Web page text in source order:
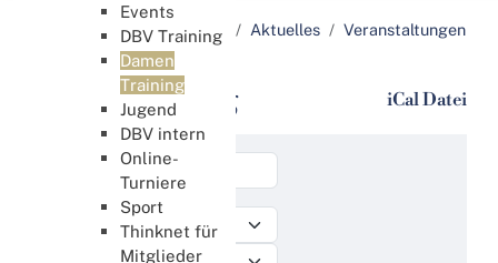
Events
DBV Training
Damen
Training
Jugend
DBV intern
Online-
Turniere
Sport
Thinknet für
Mitglieder
Aktuelle Seite: Startseite Aktuelles
Veranstaltungen
Damen Training
Damen Training iCal Datei